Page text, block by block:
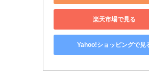
楽天市場で見る
Yahoo!ショッピングで見